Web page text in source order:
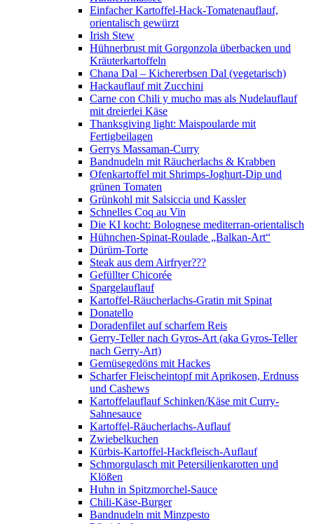
Einfacher Kartoffel-Hack-Tomatenauflauf,
orientalisch gewürzt
Irish Stew
Hühnerbrust mit Gorgonzola überbacken und
Kräuterkartoffeln
Chana Dal – Kichererbsen Dal (vegetarisch)
Hackauflauf mit Zucchini
Carne con Chili y mucho mas als Nudelauflauf
mit dreierlei Käse
Thanksgiving light: Maispoularde mit
Fertigbeilagen
Gerrys Massaman-Curry
Bandnudeln mit Räucherlachs & Krabben
Ofenkartoffel mit Shrimps-Joghurt-Dip und
grünen Tomaten
Grünkohl mit Salsiccia und Kassler
Schnelles Coq au Vin
Die KI kocht: Bolognese mediterran-orientalisch
Hühnchen-Spinat-Roulade „Balkan-Art“
Dürüm-Torte
Steak aus dem Airfryer???
Gefüllter Chicorée
Spargelauflauf
Kartoffel-Räucherlachs-Gratin mit Spinat
Donatello
Doradenfilet auf scharfem Reis
Gerry-Teller nach Gyros-Art (aka Gyros-Teller
nach Gerry-Art)
Gemüsegedöns mit Hackes
Scharfer Fleischeintopf mit Aprikosen, Erdnuss
und Cashews
Kartoffelauflauf Schinken/Käse mit Curry-
Sahnesauce
Kartoffel-Räucherlachs-Auflauf
Zwiebelkuchen
Kürbis-Kartoffel-Hackfleisch-Auflauf
Schmorgulasch mit Petersilienkarotten und
Klößen
Huhn in Spitzmorchel-Sauce
Chili-Käse-Burger
Bandnudeln mit Minzpesto